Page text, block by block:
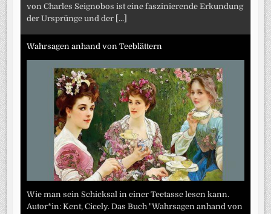
von Charles Seignobos ist eine faszinierende Erkundung
der Ursprünge und der [...]
Wahrsagen anhand von Teeblättern
Wie man sein Schicksal in einer Teetasse lesen kann.
Autor*in: Kent, Cicely. Das Buch "Wahrsagen anhand von